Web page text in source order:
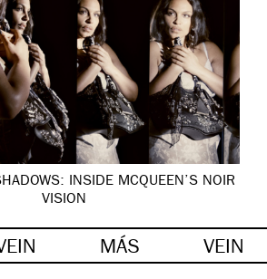
INSIDE MCQUEEN’S NOIR
VISION
MÁS VEIN